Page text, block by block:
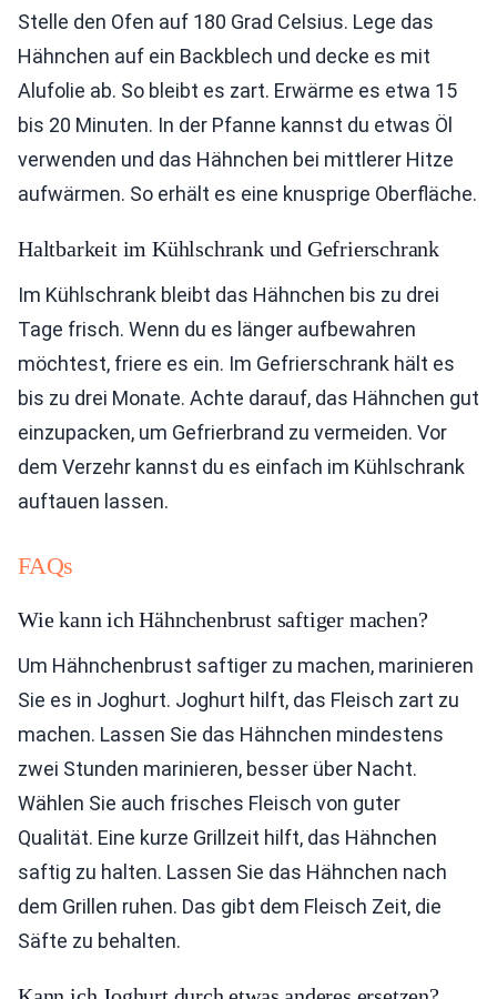
Stelle den Ofen auf 180 Grad Celsius. Lege das
Hähnchen auf ein Backblech und decke es mit
Alufolie ab. So bleibt es zart. Erwärme es etwa 15
bis 20 Minuten. In der Pfanne kannst du etwas Öl
verwenden und das Hähnchen bei mittlerer Hitze
aufwärmen. So erhält es eine knusprige Oberfläche.
Haltbarkeit im Kühlschrank und Gefrierschrank
Im Kühlschrank bleibt das Hähnchen bis zu drei
Tage frisch. Wenn du es länger aufbewahren
möchtest, friere es ein. Im Gefrierschrank hält es
bis zu drei Monate. Achte darauf, das Hähnchen gut
einzupacken, um Gefrierbrand zu vermeiden. Vor
dem Verzehr kannst du es einfach im Kühlschrank
auftauen lassen.
FAQs
Wie kann ich Hähnchenbrust saftiger machen?
Um Hähnchenbrust saftiger zu machen, marinieren
Sie es in Joghurt. Joghurt hilft, das Fleisch zart zu
machen. Lassen Sie das Hähnchen mindestens
zwei Stunden marinieren, besser über Nacht.
Wählen Sie auch frisches Fleisch von guter
Qualität. Eine kurze Grillzeit hilft, das Hähnchen
saftig zu halten. Lassen Sie das Hähnchen nach
dem Grillen ruhen. Das gibt dem Fleisch Zeit, die
Säfte zu behalten.